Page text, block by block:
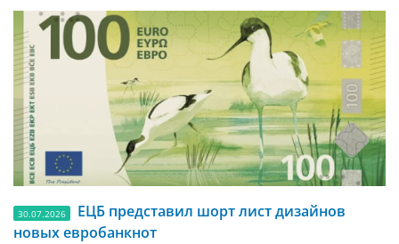
30.07.2026
ЕЦБ представил шорт лист дизайнов
новых евробанкнот